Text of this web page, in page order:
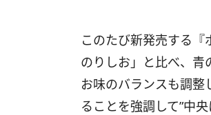
このたび新発売する
のりしお」と比べ、青
お味のバランスも調整
ることを強調して”中